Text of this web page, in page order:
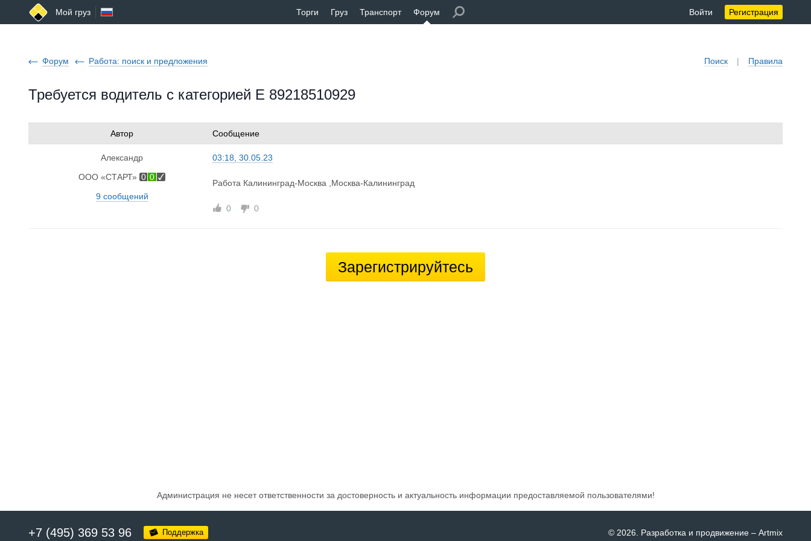
Мой груз Торги Груз Транспорт Форум Войти Регистрация
Поиск | Правила
Форум Работа: поиск и предложения
Требуется водитель с категорией Е 89218510929
Автор Сообщение
Александр
ООО «СТАРТ» 0 0
9 сообщений
03:18, 30.05.23
Работа Калининград-Москва ,Москва-Калининград
0 0
Зарегистрируйтесь
Администрация не несет ответственности за достоверность и актуальность информации предоставляемой пользователями!
+7 (495) 369 53 96 Поддержка © 2026 . Разработка и продвижение – Artmix